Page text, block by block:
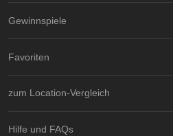
Gewinnspiele
Favoriten
zum Location-Vergleich
Hilfe und FAQs